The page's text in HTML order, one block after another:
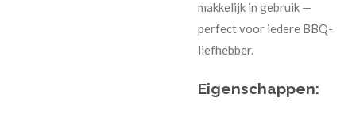
makkelijk in gebruik —
perfect voor iedere BBQ-
liefhebber.
Eigenschappen: